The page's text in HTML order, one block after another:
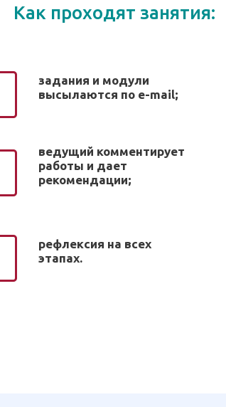
Как проходят занятия:
задания и модули
высылаются по e-mail;
ведущий комментирует
работы и дает
рекомендации;
рефлексия на всех
этапах.